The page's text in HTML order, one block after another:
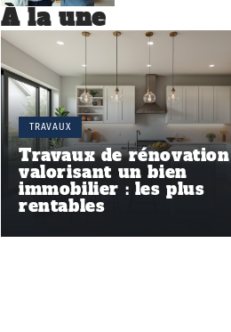
À la une
TRAVAUX
Travaux de rénovation
valorisant un bien
immobilier : les plus
rentables